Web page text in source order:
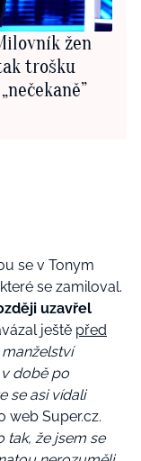
žen
trošku
se v Tonym
se zamiloval.
uzavřel
ještě před
době po
se asi vídali
web Super.cz.
tak, že jsem se